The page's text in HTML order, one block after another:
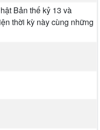
Bản thế kỷ 13 và
thời kỳ này cùng những